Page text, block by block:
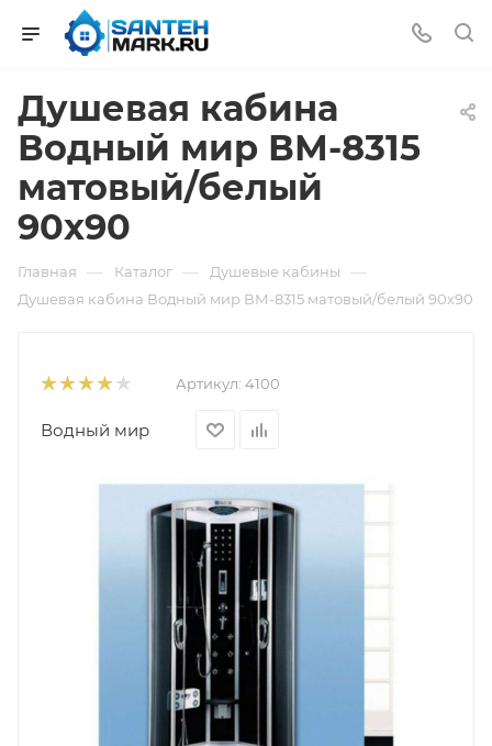
Душевая кабина
Водный мир ВМ-8315
матовый/белый
90x90
Главная — Каталог — Душевые кабины —
Душевая кабина Водный мир ВМ-8315 матовый/белый 90x90
Артикул: 4100
Водный мир